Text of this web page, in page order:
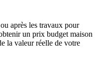
après les travaux pour
un prix budget maison
la valeur réelle de votre